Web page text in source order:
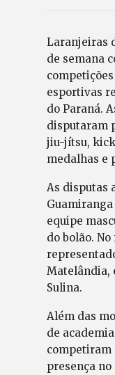
Laranjeiras
de semana
esportivas
do Paraná.
disputaram
jiu-jítsu,
medalhas e
As disputas
equipe
do bolão.
Matelândia,
Sulina.
Além das
de
competiram
presença